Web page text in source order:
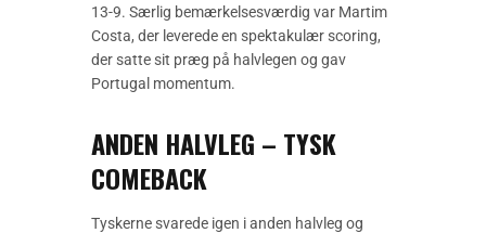
13-9. Særlig bemærkelsesværdig var Martim
Costa, der leverede en spektakulær scoring,
der satte sit præg på halvlegen og gav
Portugal momentum.
ANDEN HALVLEG – TYSK
COMEBACK
Tyskerne svarede igen i anden halvleg og